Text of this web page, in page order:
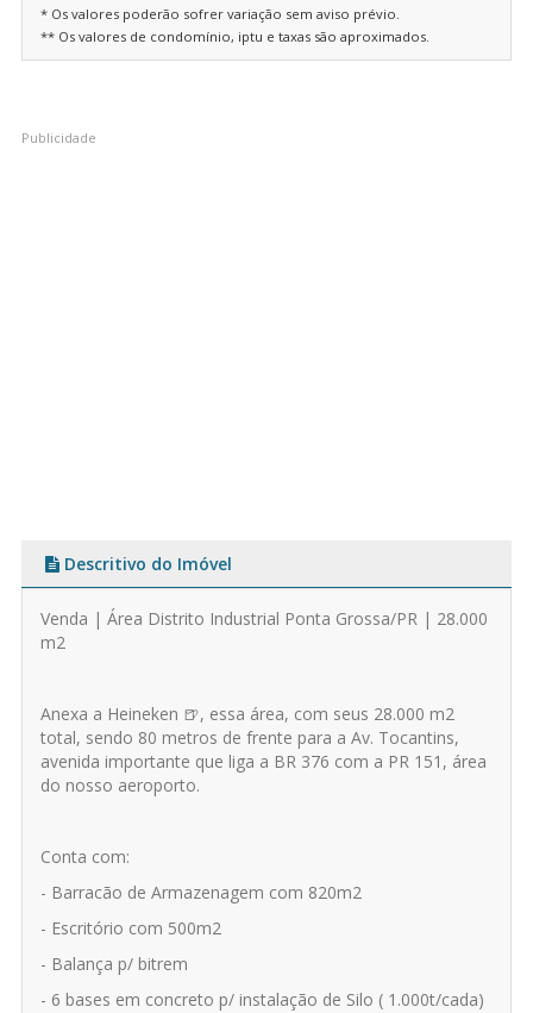
* Os valores poderão sofrer variação sem aviso prévio.
** Os valores de condomínio, iptu e taxas são aproximados.
Descritivo do Imóvel
Venda | Área Distrito Industrial Ponta Grossa/PR | 28.000
m2
Anexa a Heineken 🍺, essa área, com seus 28.000 m2
total, sendo 80 metros de frente para a Av. Tocantins,
avenida importante que liga a BR 376 com a PR 151, área
do nosso aeroporto.
Conta com:
- Barracão de Armazenagem com 820m2
- Escritório com 500m2
- Balança p/ bitrem
- 6 bases em concreto p/ instalação de Silo ( 1.000t/cada)